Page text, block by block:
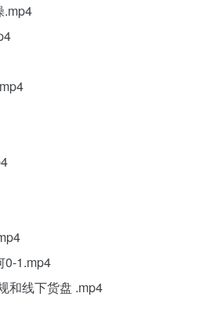
.mp4
0-1.mp4
和线下货盘 .mp4